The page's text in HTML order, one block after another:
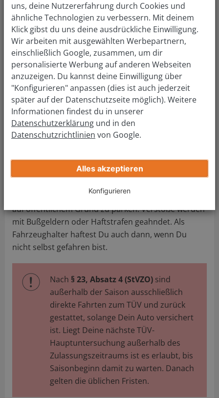
verregneter Sommer: Es ist nicht möglich,
Saisonkennzeichen einmalig zu verlängern oder zu
verkürzen. Alle Änderungen gelten unbefristet. Um
den Zeitraum Deines Saisonkennzeichens zu
ändern, benötigst Du neue Kennzeichenschilder
sowie eine geänderte Zulassungsbescheinigung Teil
I. Kontaktiere außerdem Deine KFZ-Versicherung,
um Deine Versicherungsbescheinigung zu
aktualisieren.
Fahrten außerhalb des
Zulassungszeitraums
Ein Auto mit Saisonkennzeichen besitzt nur
innerhalb des Betriebszeitraums eine
verboten, mit dem KFZ zu fahren oder
auf öffentlichem Grund zu parken. Verstöße werden
mit Bußgeldern oder Haftstrafen geahndet. Als
Fahrzeughalter haftest Du auch dann, wenn Du
nicht selbst gefahren bist.
Nach § 23, Absatz 4 (StVZO) sind
außerhalb der Saison ausschließlich
direkte Fahrten zum TÜV und zurück
gestattet, solange Dein Auto versichert
ist. Liegt Deine nächste TÜV-
Hauptuntersuchung außerhalb des
Zulassungszeitraums ist es erlaubt, bis
Saisonbeginn damit zu warten. Danach
gelten die üblichen Fristen.
uns, deine Nutzererfahrung durch Cookies und
ähnliche Technologien zu verbessern. Mit deinem
Klick gibst du uns deine ausdrückliche Einwilligung.
Wir arbeiten mit ausgewählten Werbepartnern,
einschließlich Google, zusammen, um dir
personalisierte Werbung auf anderen Webseiten
anzuzeigen. Du kannst deine Einwilligung über
"Konfigurieren" anpassen (dies ist auch jederzeit
später auf der Datenschutzseite möglich). Weitere
Informationen findest du in unserer
Datenschutzerklärung und in den
Datenschutzrichtlinien von Google.
Alles akzeptieren
Konfigurieren